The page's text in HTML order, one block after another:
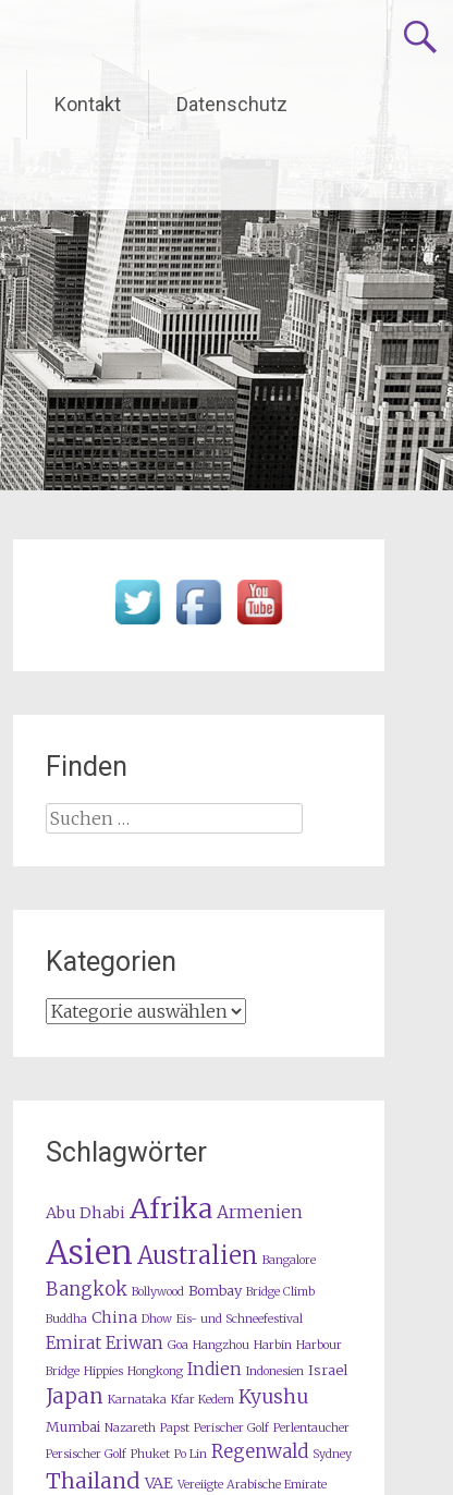
Kontakt Datenschutz
Finden
Suchen
Kategorien
Kategorien
Schlagwörter
Abu Dhabi Afrika Armenien
AsienAustralien Bangalore
Bangkok Bollywood Bombay Bridge Climb
Buddha China Dhow Eis- und Schneefestival
Emirat Eriwan Goa Hangzhou Harbin Harbour
Bridge Hippies Hongkong Indien Indonesien Israel
Japan Karnataka Kfar Kedem Kyushu
Mumbai Nazareth Papst Perischer Golf Perlentaucher
Persischer Golf Phuket Po Lin Regenwald Sydney
Thailand VAE Vereiigte Arabische Emirate